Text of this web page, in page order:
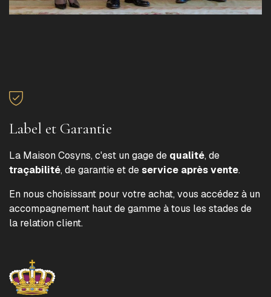
Label et Garantie
La Maison Cosyns, c'est un gage de qualité, de
traçabilité, de garantie et deservice après vente.
En nous choisissant pour votre achat, vous accédez à un
accompagnement haut de gamme à tous les stades de
la relation client.